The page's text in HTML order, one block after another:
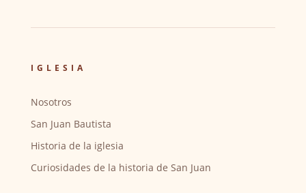
IGLESIA
Nosotros
San Juan Bautista
Historia de la iglesia
Curiosidades de la historia de San Juan